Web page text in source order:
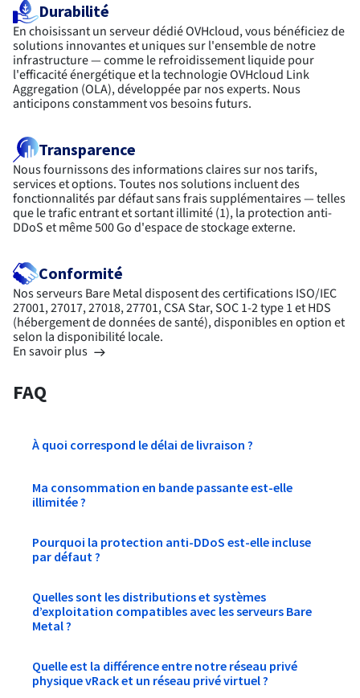
Durabilité
En choisissant un serveur dédié OVHcloud, vous bénéficiez de
solutions innovantes et uniques sur l'ensemble de notre
infrastructure — comme le refroidissement liquide pour
l'efficacité énergétique et la technologie OVHcloud Link
Aggregation (OLA), développée par nos experts. Nous
anticipons constamment vos besoins futurs.
Transparence
Nous fournissons des informations claires sur nos tarifs,
services et options. Toutes nos solutions incluent des
fonctionnalités par défaut sans frais supplémentaires — telles
que le trafic entrant et sortant illimité (1), la protection anti-
DDoS et même 500 Go d'espace de stockage externe.
Conformité
Nos serveurs Bare Metal disposent des certifications ISO/IEC
27001, 27017, 27018, 27701, CSA Star, SOC 1-2 type 1 et HDS
(hébergement de données de santé), disponibles en option et
selon la disponibilité locale.
En savoir plus
FAQ
À quoi correspond le délai de livraison ?
Ma consommation en bande passante est-elle
illimitée ?
Pourquoi la protection anti-DDoS est-elle incluse
par défaut ?
Quelles sont les distributions et systèmes
d’exploitation compatibles avec les serveurs Bare
Metal ?
Quelle est la différence entre notre réseau privé
physique vRack et un réseau privé virtuel ?